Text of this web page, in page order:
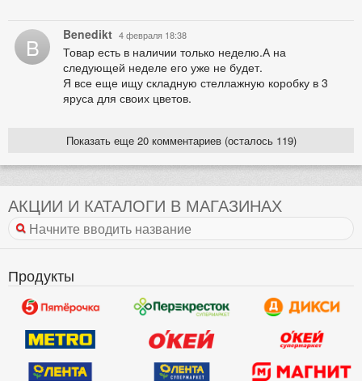
B Benedikt 4 февраля 18:38
Товар есть в наличии только неделю.А на
следующей неделе его уже не будет.
Я все еще ищу складную стеллажную коробку в 3
яруса для своих цветов.
Показать еще 20 комментариев (осталось 119)
АКЦИИ И КАТАЛОГИ В МАГАЗИНАХ
Продукты